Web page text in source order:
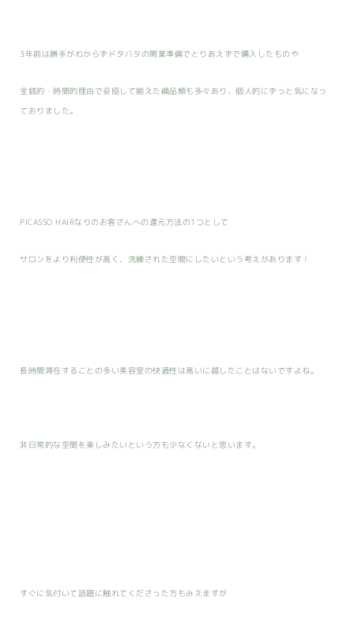
3年前は勝手がわからずドタバタの開業準備でとりあえずで購入したものや
金銭的・時間的理由で妥協して揃えた備品類も多々あり、個人的にずっと気になっ
ておりました。
PICASSO HAIRなりのお客さんへの還元方法の1つとして
サロンをより利便性が高く、洗練された空間にしたいという考えがあります！
長時間滞在することの多い美容室の快適性は高いに越したことはないですよね。
非日常的な空間を楽しみたいという方も少なくないと思います。
すぐに気付いて話題に触れてくださった方もみえますが